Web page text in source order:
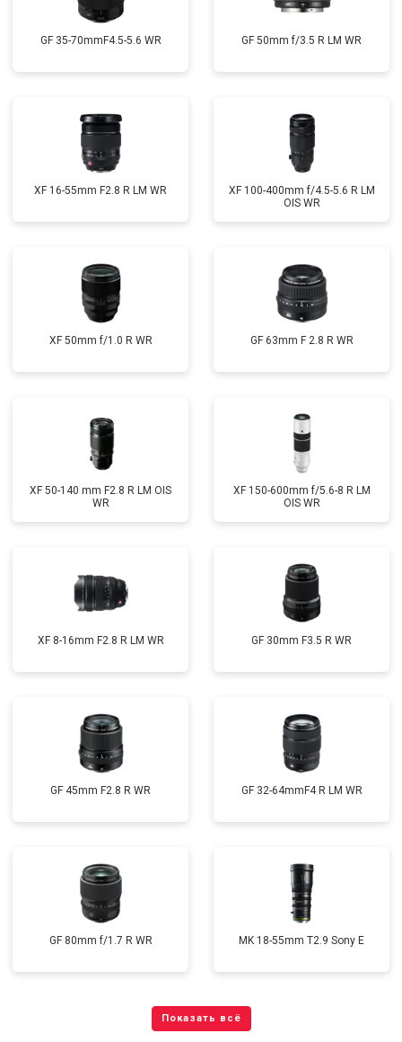
GF 35-70mmF4.5-5.6 WR GF 50mm f/3.5 R LM WR
XF 16-55mm F2.8 R LM WR
XF 100-400mm f/4.5-5.6 R LM
OIS WR
XF 50mm f/1.0 R WR GF 63mm F 2.8 R WR
XF 50-140 mm F2.8 R LM OIS
WR
XF 150-600mm f/5.6-8 R LM
OIS WR
XF 8-16mm F2.8 R LM WR GF 30mm F3.5 R WR
GF 45mm F2.8 R WR GF 32-64mmF4 R LM WR
GF 80mm f/1.7 R WR MK 18-55mm T2.9 Sony E